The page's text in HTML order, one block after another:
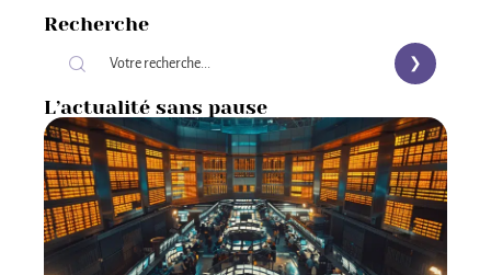
Recherche
L’actualité sans pause